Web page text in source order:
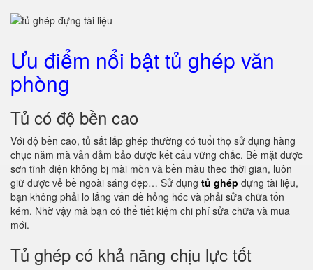
Ưu điểm nổi bật tủ ghép văn
phòng
Tủ có độ bền cao
Với độ bền cao, tủ sắt lắp ghép thường có tuổi thọ sử dụng hàng
chục năm mà vẫn đảm bảo được kết cấu vững chắc. Bề mặt được
sơn tĩnh điện không bị mài mòn và bền màu theo thời gian, luôn
giữ được vẻ bề ngoài sáng đẹp… Sử dụng tủ ghép đựng tài liệu,
bạn không phải lo lắng vấn đề hỏng hóc và phải sửa chữa tốn
kém. Nhờ vậy mà bạn có thể tiết kiệm chi phí sửa chữa và mua
mới.
Tủ ghép có khả năng chịu lực tốt